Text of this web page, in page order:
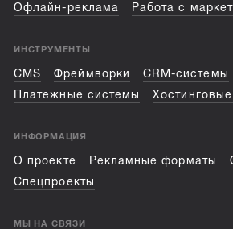
Офлайн-реклама
Работа с
ИНСТРУМЕНТЫ
CMS Фреймворки
CRM-системы
Платежные системы
ИНФОРМАЦИЯ
О проекте Рекламные форматы
Спецпроекты
МЫ НА СВЯЗИ